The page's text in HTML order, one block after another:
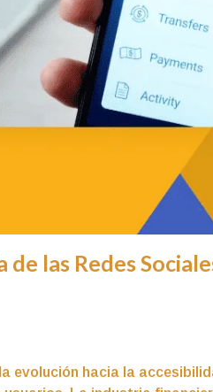
las Redes
evolución hacia la